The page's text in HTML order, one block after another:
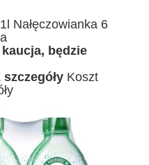
Nałęczowianka 6
będzie
Koszt